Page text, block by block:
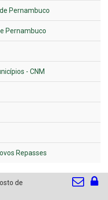
Pernambuco
Pernambuco
- CNM
Repasses
de